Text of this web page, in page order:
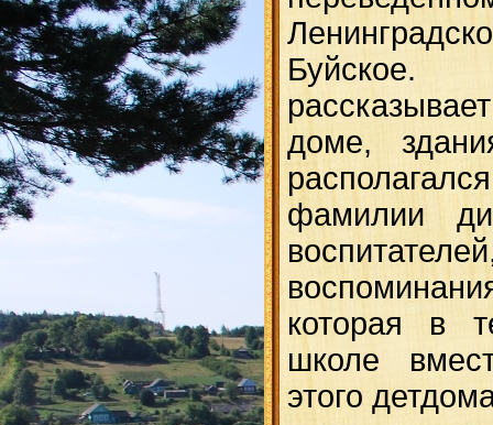
Буйское.
доме,
фамилии
которая в
школе
этого